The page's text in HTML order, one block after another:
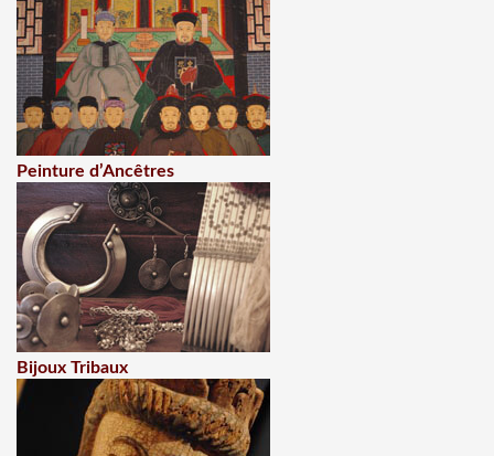
Peinture d’Ancêtres
Bijoux Tribaux